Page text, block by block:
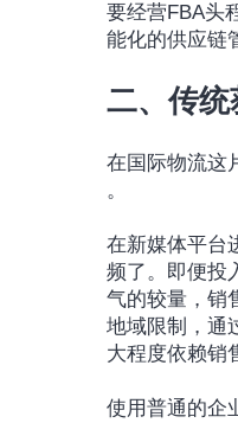
要经营FBA头
能化的供应链
二、传
在国际物流这
。
在新媒体平台
频了。即便投
气的较量，销
地域限制，通
大程度依赖销
使用普通的企